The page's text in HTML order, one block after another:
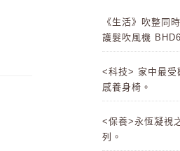
《生活》吹整同
護髮吹風機
<科技> 家中最
感養身椅。
<保養>永恆凝視
列。